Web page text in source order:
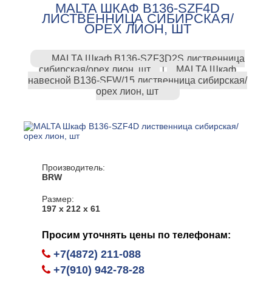
MALTA ШКАФ B136-SZF4D
ЛИСТВЕННИЦА СИБИРСКАЯ/
ОРЕХ ЛИОН, ШТ
MALTA Шкаф B136-SZF3D2S лиственница
сибирская/орех лион, шт
|
MALTA Шкаф
навесной B136-SFW/15 лиственница сибирская/
орех лион, шт
Производитель:
BRW
Размер:
197 х 212 х 61
Просим уточнять цены по телефонам:
+7(4872) 211-088
+7(910) 942-78-28